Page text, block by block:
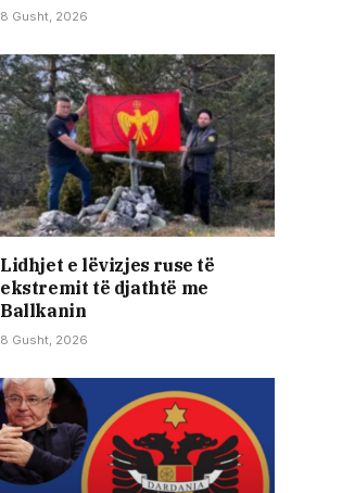
8 Gusht, 2026
Lidhjet e lëvizjes ruse të
ekstremit të djathtë me
Ballkanin
8 Gusht, 2026